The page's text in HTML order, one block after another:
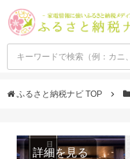
ふるさと納税ナビ TOP
詳細を見る